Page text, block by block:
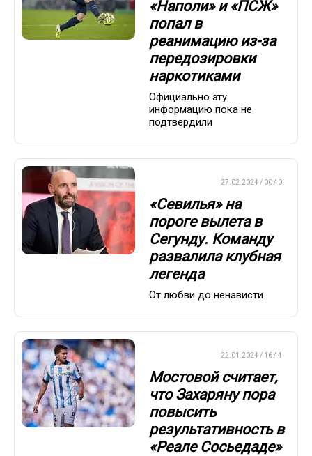
«Наполи» и «ПСЖ»
попал в
реанимацию из-за
передозировки
наркотиками
Официально эту
информацию пока не
подтвердили
27.02.2024 / 00:40
«Севилья» на
пороге вылета в
Сегунду. Команду
развалила клубная
легенда
От любви до ненависти
22.01.2024 / 16:44
Мостовой считает,
что Захаряну пора
повысить
результативность в
«Реале Сосьедаде»